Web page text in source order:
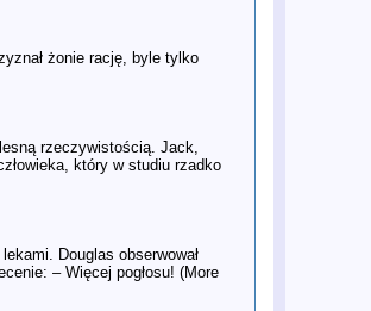
Impressionist Influences
Harrison wraca do formy
To było 30 lat temu… – nowy
rozdział Antologii The Beatles
Odcinek – Pierwsze Spojrzenie!
Paul McCartney dołącza do protestu
branży muzycznej przeciwko AI,
żonie rację, byle tylko
rzeczywistością. Jack,
który w studiu rzadko
Douglas obserwował
– Więcej pogłosu! (More